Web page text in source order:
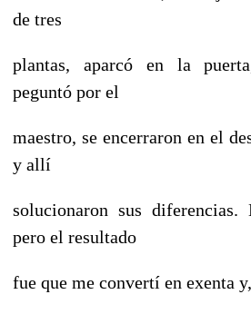
de tres
plantas, aparcó en la
peguntó por el
maestro, se encerraron en el
y allí
solucionaron sus diferencias.
pero el resultado
fue que me convertí en exenta